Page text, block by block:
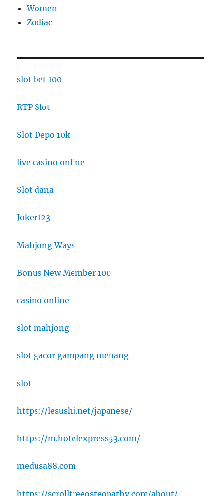
Women
Zodiac
slot bet 100
RTP Slot
Slot Depo 10k
live casino online
Slot dana
Joker123
Mahjong Ways
Bonus New Member 100
casino online
slot mahjong
slot gacor gampang menang
slot
https://lesushi.net/japanese/
https://m.hotelexpress53.com/
medusa88.com
https://scrolltreeosteopathy.com/about/